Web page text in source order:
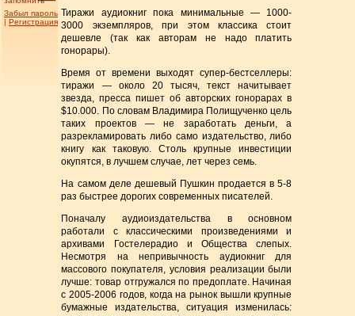
Забыл пароль
| Регистрация
Тиражи аудиокниг пока минимальные — 1000-
3000 экземпляров, при этом классика стоит
дешевле (так как авторам не надо платить
гонорары).
Время от времени выходят супер-бестселлеры:
тиражи — около 20 тысяч, текст начитывает
звезда, пресса пишет об авторских гонорарах в
$10.000. По словам Владимира Полищученко цель
таких проектов — не заработать деньги, а
разрекламировать либо само издательство, либо
книгу как таковую. Столь крупные инвестиции
окупятся, в лучшем случае, лет через семь.
На самом деле дешевый Пушкин продается в 5-8
раз быстрее дорогих современных писателей.
Поначалу аудиоиздательства в основном
работали с классическими произведениями и
архивами Гостелерадио и Общества слепых.
Несмотря на непривычность аудиокниг для
массового покупателя, условия реализации были
лучше: товар отгружался по предоплате. Начиная
с 2005-2006 годов, когда на рынок вышли крупные
бумажные издательства, ситуация изменилась: